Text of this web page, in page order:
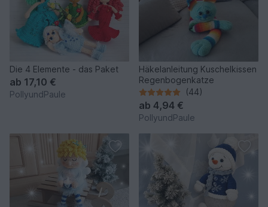
Die 4 Elemente - das Paket
ab 17,10 €
PollyundPaule
Häkelanleitung Kuschelkissen
Regenbogenkatze
(44)
ab 4,94 €
PollyundPaule